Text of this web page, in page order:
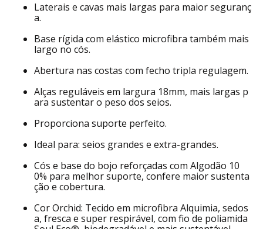
Laterais e cavas mais largas para maior seguranç
a.
Base rígida com elástico microfibra também mais
largo no cós.
Abertura nas costas com fecho tripla regulagem.
Alças reguláveis em largura 18mm, mais largas p
ara sustentar o peso dos seios.
Proporciona suporte perfeito.
Ideal para: seios grandes e extra-grandes.
Cós e base do bojo reforçadas com Algodão 10
0% para melhor suporte, confere maior sustenta
ção e cobertura.
Cor Orchid: Tecido em microfibra Alquimia, sedos
a, fresca e super respirável, com fio de poliamida